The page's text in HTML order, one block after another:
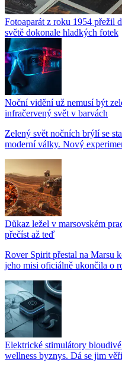
Fotoaparát z roku 1954 přežil
světě dokonale hladkých fotek
Noční vidění už nemusí být
infračervený svět v barvách
Zelený svět nočních brýlí se
moderní války. Nový
Důkaz ležel v marsovském
přečíst až teď
Rover Spirit přestal na Marsu
jeho misi oficiálně ukončila o
Elektrické stimulátory
wellness byznys. Dá se jim